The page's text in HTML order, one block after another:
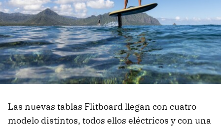
Las nuevas tablas Flitboard llegan con cuatro
modelo distintos, todos ellos eléctricos y con una